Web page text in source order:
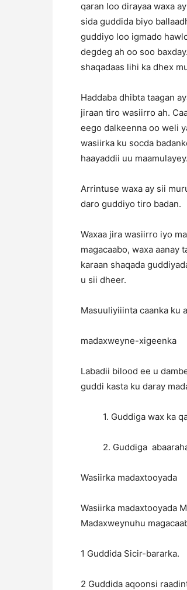
qaran loo dirayaa waxa
sida guddida biyo
guddiyo loo igmado
degdeg ah oo soo
shaqadaas lihi ka dhex
Haddaba dhibta taagan
jiraan tiro wasiirro ah.
eego dalkeenna oo weli
wasiirka ku socda
haayaddii uu maamulayey.
Arrintuse waxa ay sii
daro guddiyo tiro badan.
Waxaa jira wasiirro iyo
magacaabo, waxa aanay
karaan shaqada
u sii dheer.
Masuuliyiiinta caanka ku
madaxweyne-xigeenka
Labadii bilood ee u
guddi kasta ku daray
1. Guddiga wax ka
2. Guddiga
Wasiirka madaxtooyada
Wasiirka madaxtooyada
Madaxweynuhu
1 Guddida Sicir-bararka.
2 Guddida aqoonsi